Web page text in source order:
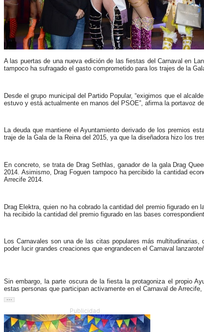
A las puertas de una nueva edición de las fiestas del Carnaval en
tampoco ha sufragado el gasto comprometido para los trajes de la
Desde el grupo municipal del Partido Popular, “exigimos que el
estuvo y está actualmente en manos del PSOE”, afirma la portavoz
La deuda que mantiene el Ayuntamiento derivado de los premios
traje de la Gala de la Reina del 2015, ya que la diseñadora hizo los
En concreto, se trata de Drag Sethlas, ganador de la gala Drag
2014. Asimismo, Drag Foguen tampoco ha percibido la cantidad
Arrecife 2014.
Drag Elektra, quien no ha cobrado la cantidad del premio figurado en
ha recibido la cantidad del premio figurado en las bases
Los Carnavales son una de las citas populares más
poder lucir grandes creaciones que engrandecen el Carnaval
Sin embargo, la parte oscura de la fiesta la protagoniza el propio
estas personas que participan activamente en el Carnaval de
Publicidad